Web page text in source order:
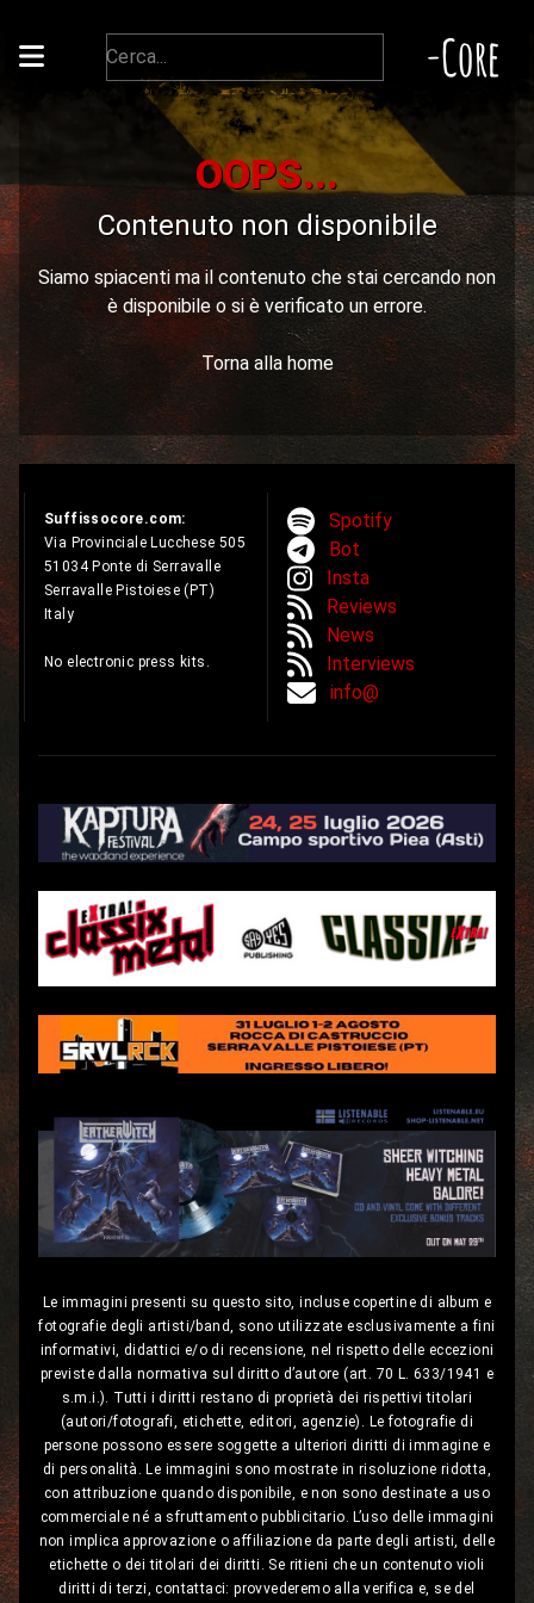
-Core
OOPS...
Contenuto non disponibile
Siamo spiacenti ma il contenuto che stai cercando non
è disponibile o si è verificato un errore.
Torna alla home
Suffissocore.com:
Via Provinciale Lucchese 505
51034 Ponte di Serravalle
Serravalle Pistoiese (PT)
Italy
No electronic press kits.
Spotify
Bot
Insta
Reviews
News
Interviews
info@
Le immagini presenti su questo sito, incluse copertine di album e
fotografie degli artisti/band, sono utilizzate esclusivamente a fini
informativi, didattici e/o di recensione, nel rispetto delle eccezioni
previste dalla normativa sul diritto d’autore (art. 70 L. 633/1941 e
s.m.i.). Tutti i diritti restano di proprietà dei rispettivi titolari
(autori/fotografi, etichette, editori, agenzie). Le fotografie di
persone possono essere soggette a ulteriori diritti di immagine e
di personalità. Le immagini sono mostrate in risoluzione ridotta,
con attribuzione quando disponibile, e non sono destinate a uso
commerciale né a sfruttamento pubblicitario. L’uso delle immagini
non implica approvazione o affiliazione da parte degli artisti, delle
etichette o dei titolari dei diritti. Se ritieni che un contenuto violi
diritti di terzi, contattaci: provvederemo alla verifica e, se del